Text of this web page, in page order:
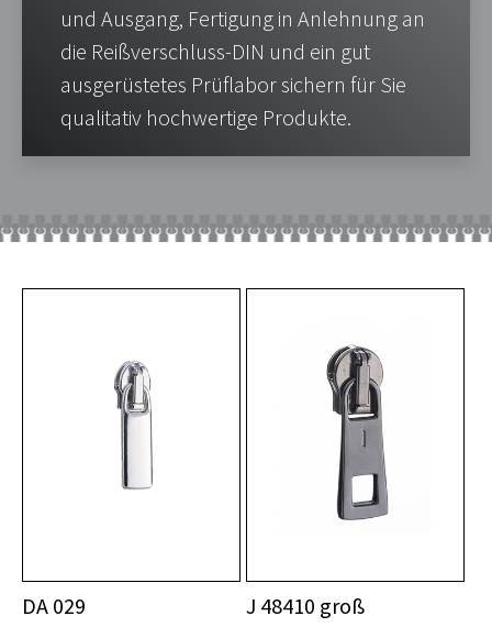
und Ausgang, Fertigung in Anlehnung an
die Reißverschluss-DIN und ein gut
ausgerüstetes Prüflabor sichern für Sie
qualitativ hochwertige Produkte.
DA 029 J 48410 groß